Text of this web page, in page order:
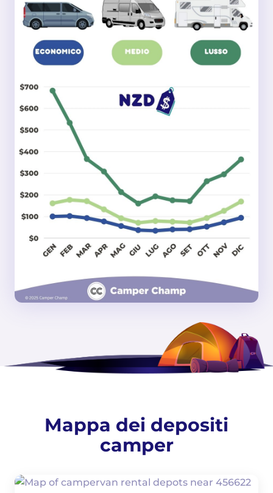
Mappa dei depositi
camper